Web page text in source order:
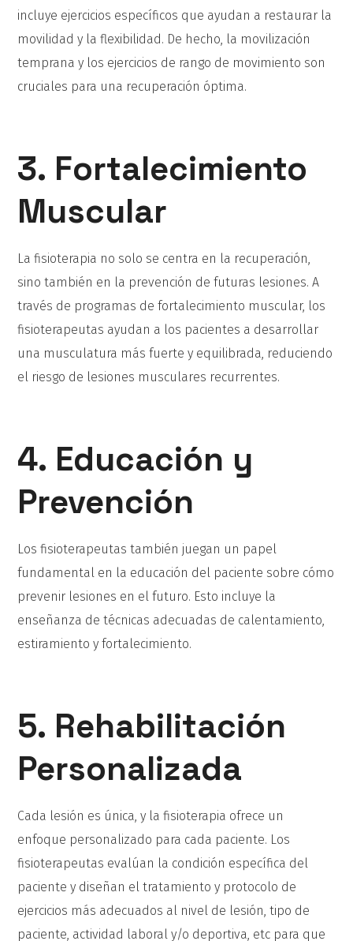
incluye ejercicios específicos que ayudan a restaurar la
movilidad y la flexibilidad. De hecho, la movilización
temprana y los ejercicios de rango de movimiento son
cruciales para una recuperación óptima.
3. Fortalecimiento
Muscular
La fisioterapia no solo se centra en la recuperación,
sino también en la prevención de futuras lesiones. A
través de programas de fortalecimiento muscular, los
fisioterapeutas ayudan a los pacientes a desarrollar
una musculatura más fuerte y equilibrada, reduciendo
el riesgo de lesiones musculares recurrentes.
4. Educación y
Prevención
Los fisioterapeutas también juegan un papel
fundamental en la educación del paciente sobre cómo
prevenir lesiones en el futuro. Esto incluye la
enseñanza de técnicas adecuadas de calentamiento,
estiramiento y fortalecimiento.
5. Rehabilitación
Personalizada
Cada lesión es única, y la fisioterapia ofrece un
enfoque personalizado para cada paciente. Los
fisioterapeutas evalúan la condición específica del
paciente y diseñan el tratamiento y protocolo de
ejercicios más adecuados al nivel de lesión, tipo de
paciente, actividad laboral y/o deportiva, etc para que